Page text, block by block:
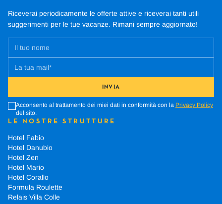
Riceverai periodicamente le offerte attive e riceverai tanti utili
suggerimenti per le tue vacanze. Rimani sempre aggiornato!
INVIA
Acconsento al trattamento dei miei dati in conformità con la Privacy Policy
del sito.
LE NOSTRE STRUTTURE
Hotel Fabio
Hotel Danubio
Hotel Zen
Hotel Mario
Hotel Corallo
Formula Roulette
Relais Villa Colle